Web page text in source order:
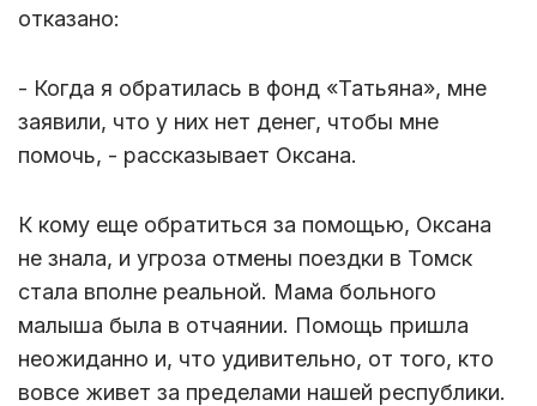
отказано:
- Когда я обратилась в фонд «Татьяна», мне
заявили, что у них нет денег, чтобы мне
помочь, - рассказывает Оксана.
К кому еще обратиться за помощью, Оксана
не знала, и угроза отмены поездки в Томск
стала вполне реальной. Мама больного
малыша была в отчаянии. Помощь пришла
неожиданно и, что удивительно, от того, кто
вовсе живет за пределами нашей республики.